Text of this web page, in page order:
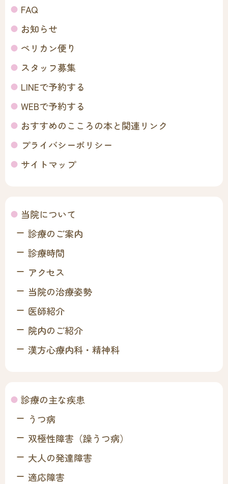
FAQ
お知らせ
ペリカン便り
スタッフ募集
LINEで予約する
WEBで予約する
おすすめのこころの本と関連リンク
プライバシーポリシー
サイトマップ
当院について
診療のご案内
診療時間
アクセス
当院の治療姿勢
医師紹介
院内のご紹介
漢方心療内科・精神科
診療の主な疾患
うつ病
双極性障害（躁うつ病）
大人の発達障害
適応障害